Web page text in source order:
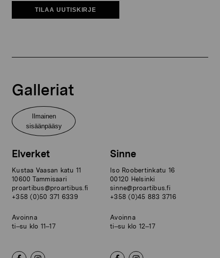
TILAA UUTISKIRJE
Galleriat
Ilmainen
sisäänpääsy
Elverket
Kustaa Vaasan katu 11
10600 Tammisaari
proartibus@proartibus.fi
+358 (0)50 371 6339
Avoinna
ti–su klo 11–17
Sinne
Iso Roobertinkatu 16
00120 Helsinki
sinne@proartibus.fi
+358 (0)45 883 3716
Avoinna
ti–su klo 12–17